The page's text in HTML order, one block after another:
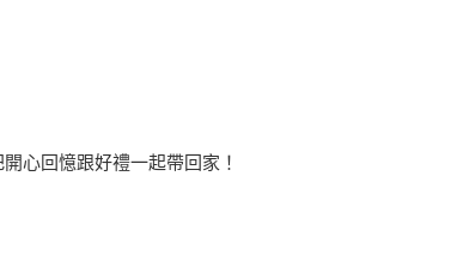
心回憶跟好禮一起帶回家！